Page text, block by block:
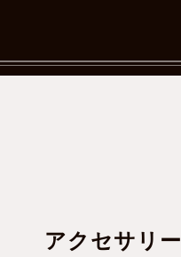
アクセサリー